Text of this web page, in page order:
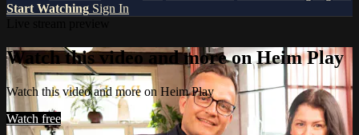
Start Watching Sign In
Watch this video and more on Heim Play
Watch this video and more on Heim Play
Watch free